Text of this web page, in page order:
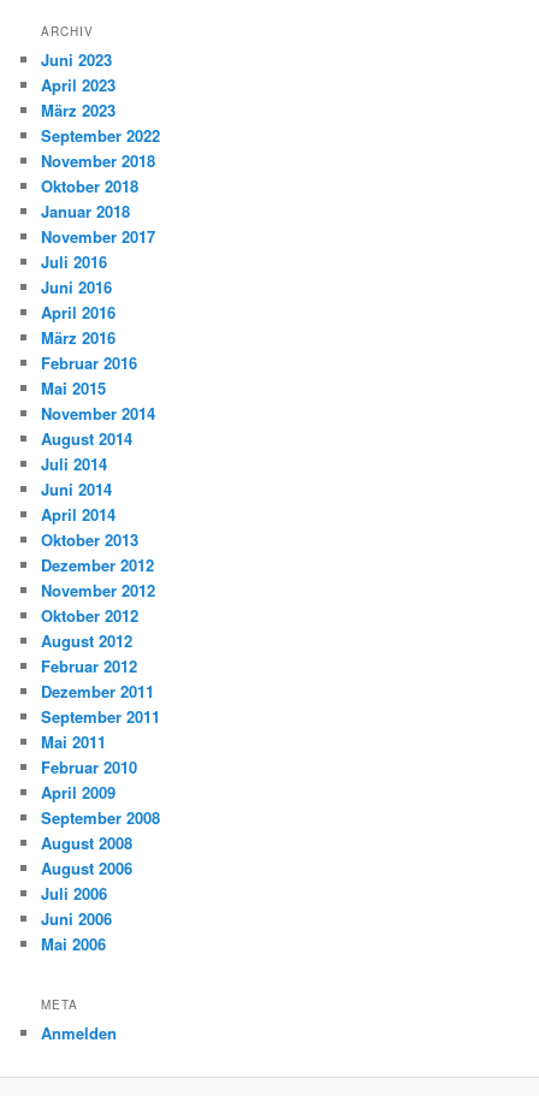
ARCHIV
Juni 2023
April 2023
März 2023
September 2022
November 2018
Oktober 2018
Januar 2018
November 2017
Juli 2016
Juni 2016
April 2016
März 2016
Februar 2016
Mai 2015
November 2014
August 2014
Juli 2014
Juni 2014
April 2014
Oktober 2013
Dezember 2012
November 2012
Oktober 2012
August 2012
Februar 2012
Dezember 2011
September 2011
Mai 2011
Februar 2010
April 2009
September 2008
August 2008
August 2006
Juli 2006
Juni 2006
Mai 2006
META
Anmelden